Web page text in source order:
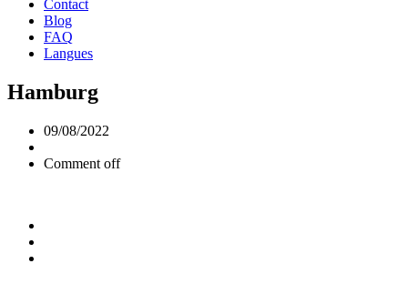
Contact
Blog
FAQ
Langues
Hamburg
09/08/2022
Comment off